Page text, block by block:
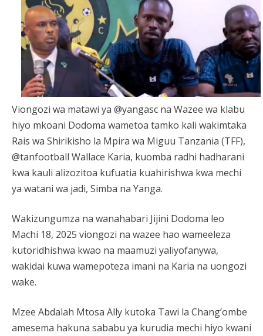
Viongozi wa matawi ya @yangasc na Wazee wa klabu
hiyo mkoani Dodoma wametoa tamko kali wakimtaka
Rais wa Shirikisho la Mpira wa Miguu Tanzania (TFF),
@tanfootball Wallace Karia, kuomba radhi hadharani
kwa kauli alizozitoa kufuatia kuahirishwa kwa mechi
ya watani wa jadi, Simba na Yanga.
Wakizungumza na wanahabari Jijini Dodoma leo
Machi 18, 2025 viongozi na wazee hao wameeleza
kutoridhishwa kwao na maamuzi yaliyofanywa,
wakidai kuwa wamepoteza imani na Karia na uongozi
wake.
Mzee Abdalah Mtosa Ally kutoka Tawi la Chang’ombe
amesema hakuna sababu ya kurudia mechi hiyo kwani